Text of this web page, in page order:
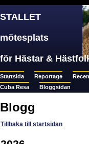
STALLET
mötesplats
för Hästar &
Startsida Reportage
Cuba Resa
Bloggsidan
Blogg
Tillbaka till startsidan